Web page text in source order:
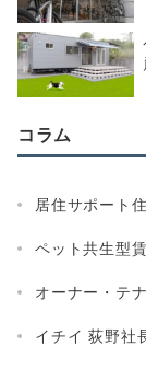
コラム
居住サポート
ペット共生型
オーナー・テ
イチイ 荻野社